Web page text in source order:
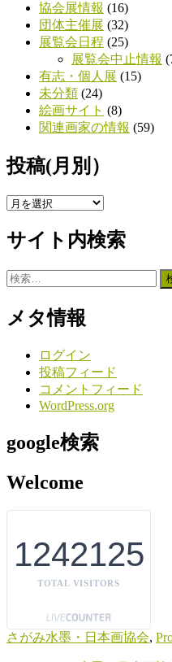
協会展情報 (16)
団体主催展 (32)
展覧会日程 (25)
展覧会中止情報
有志・個人展 (15)
未分類 (24)
絵画サイト (8)
関連画家の情報 (59)
投稿(月別）
投
(月
別）
サイト内検索
検
メタ情報
ログイン
投稿フィード
コメントフィード
WordPress.org
google検索
Welcome
1242125
TOTAL VISITORS
さがみ水墨・日本画協会,